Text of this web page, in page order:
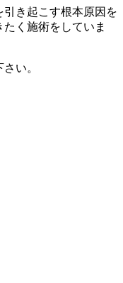
き起こす根本原因を
く施術をしていま
い。